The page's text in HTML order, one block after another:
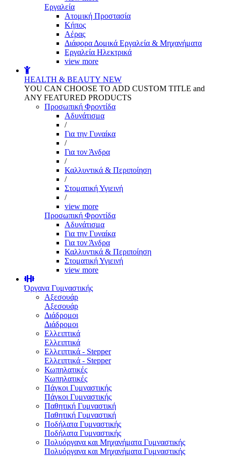
Εργαλεία
Aτομική Προστασία
Kήπος
Αέρας
Διάφορα Δομικά Εργαλεία & Μηχανήματα
Εργαλεία Ηλεκτρικά
view more
HEALTH & BEAUTY NEW
YOU CAN CHOOSE TO ADD CUSTOM TITLE and
ANY FEATURED PRODUCTS
Προσωπική Φροντίδα
Αδυνάτισμα
/
Για την Γυναίκα
/
Για τον Άνδρα
/
Καλλυντικά & Περιποίηση
/
Στοματική Υγιεινή
/
view more
Προσωπική Φροντίδα
Αδυνάτισμα
Για την Γυναίκα
Για τον Άνδρα
Καλλυντικά & Περιποίηση
Στοματική Υγιεινή
view more
Όργανα Γυμναστικής
Αξεσουάρ
Αξεσουάρ
Διάδρομοι
Διάδρομοι
Ελλειπτικά
Ελλειπτικά
Ελλειπτικά - Stepper
Ελλειπτικά - Stepper
Κωπηλατικές
Κωπηλατικές
Πάγκοι Γυμναστικής
Πάγκοι Γυμναστικής
Παθητική Γυμναστική
Παθητική Γυμναστική
Ποδήλατα Γυμναστικής
Ποδήλατα Γυμναστικής
Πολυόργανα και Μηχανήματα Γυμναστικής
Πολυόργανα και Μηχανήματα Γυμναστικής